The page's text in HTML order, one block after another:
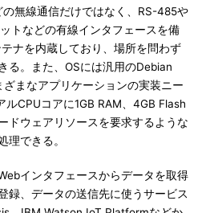
無線通信だけではなく、RS-485や
トなどの有線インタフェースを備
ナを内蔵しており、場所を問わず
る。また、OSには汎用のDebian
まなアプリケーションの実装ニー
CPUコアに1GB RAM、4GB Flash
ドウェアリソースを要求するような
理できる。
インタフェースからデータを取得
録、データの送信先に使うサービス